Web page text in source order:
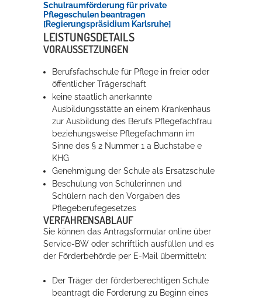
Erleben in Hockenheim
Spaß unter prickelnden Wasserfällen, das rauschende Meer im
Wellenbecken oder doch lieber die pure Entspannung auf der
Schulraumförderung für private
Pflegeschulen beantragen
[Regierungspräsidium Karlsruhe]
LEISTUNGSDETAILS
VORAUSSETZUNGEN
Berufsfachschule für Pflege in freier oder
öffentlicher Trägerschaft
keine staatlich anerkannte
Ausbildungsstätte an einem Krankenhaus
zur Ausbildung des Berufs Pflegefachfrau
beziehungsweise Pflegefachmann im
Sinne des § 2 Nummer 1 a Buchstabe e
KHG
Genehmigung der Schule als Ersatzschule
Beschulung von Schülerinnen und
Schülern nach den Vorgaben des
Pflegeberufegesetzes
VERFAHRENSABLAUF
Sie können das Antragsformular online über
Service-BW oder schriftlich ausfüllen und es
der Förderbehörde per E-Mail übermitteln:
Der Träger der förderberechtigen Schule
beantragt die Förderung zu Beginn eines